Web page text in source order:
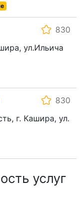
830
ул.Ильича
830
г. Кашира, ул.
услуг